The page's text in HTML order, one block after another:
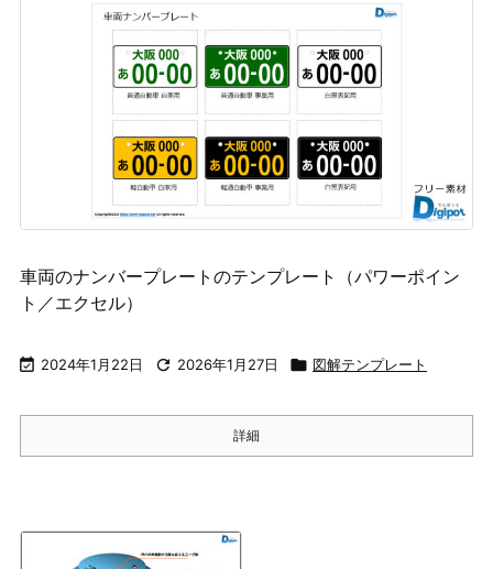
車両のナンバープレートのテンプレート（パワーポイン
ト／エクセル）
 2024年1月22日  2026年1月27日  図解テンプレート
詳細